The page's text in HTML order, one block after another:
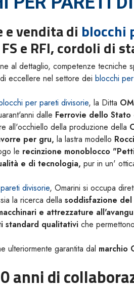
e vendita di blocchi
e RFI, cordoli di
al dettaglio, competenze
eccellere nel settore dei blocchi
per pareti divisorie, la Ditta
dalle Ferrovie dello Stato
all'occhiello della produzione della
per gru, la lastra modello
le recinzione monoblocco
e di tecnologia, pur in un'
divisorie, Omarini si occupa
la ricerca della soddisfazione
e attrezzature
standard qualitativi che
ulteriormente garantita dal marchio
anni di